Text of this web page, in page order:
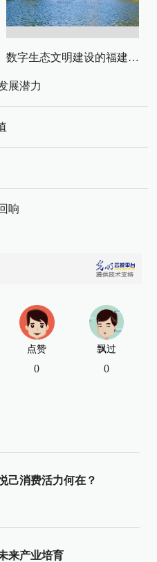
数字生态文明建设的福建路径与启示
展潜力
响
点赞
0
飘过
0
己消费活力何在？
来产业培育